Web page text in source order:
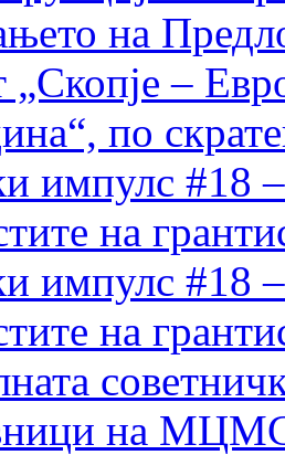
на
„Скопје –
по
импулс #18
на
импулс #18
на
на МЦМС